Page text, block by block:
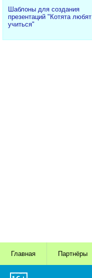
Шаблоны для создания
презентаций "Котята любят
учиться"
Главная Партнёры